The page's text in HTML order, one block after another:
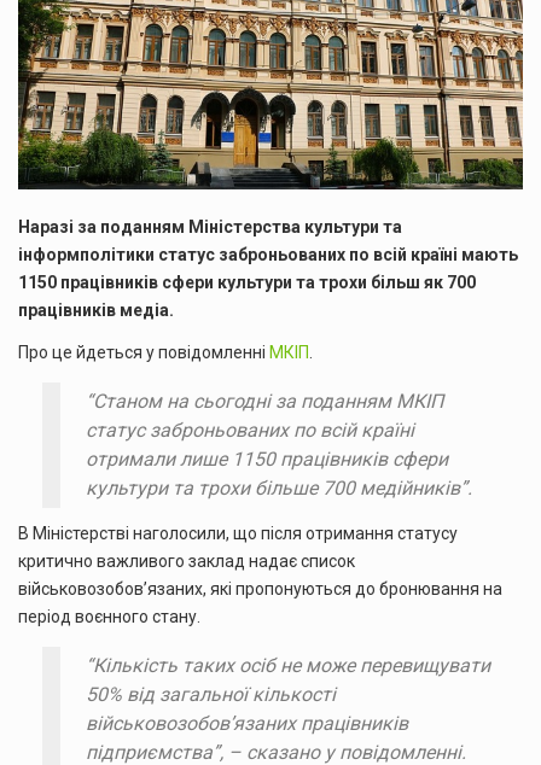
Наразі за поданням Міністерства культури та
інформполітики статус заброньованих по всій країні мають
1150 працівників сфери культури та трохи більш як 700
працівників медіа.
Про це йдеться у повідомленні МКІП.
“Станом на сьогодні за поданням МКІП
статус заброньованих по всій країні
отримали лише 1150 працівників сфери
культури та трохи більше 700 медійників”.
В Міністерстві наголосили, що після отримання статусу
критично важливого заклад надає список
військовозобов’язаних, які пропонуються до бронювання на
період воєнного стану.
“Кількість таких осіб не може перевищувати
50% від загальної кількості
військовозобовʼязаних працівників
підприємства”, – сказано у повідомленні.